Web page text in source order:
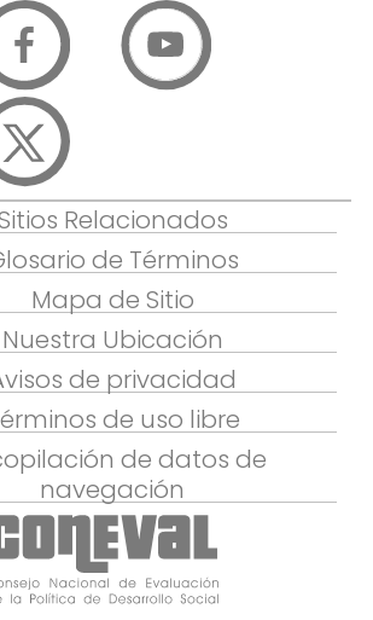
Relacionados
de Términos
Mapa de Sitio
Nuestra Ubicación
de privacidad
de uso libre
de datos de
navegación